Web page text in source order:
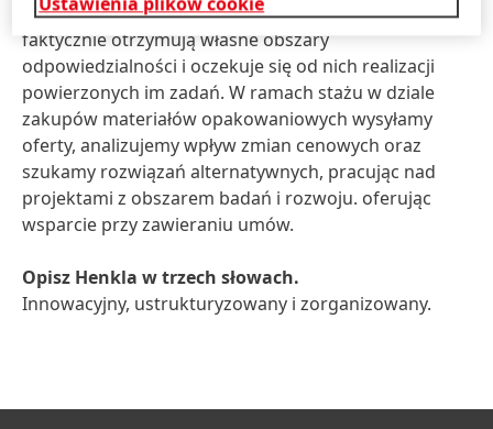
Praca w Henklu jest wyjątkowa, ponieważ stażyści
faktycznie otrzymują własne obszary
odpowiedzialności i oczekuje się od nich realizacji
powierzonych im zadań. W ramach stażu w dziale
zakupów materiałów opakowaniowych wysyłamy
oferty, analizujemy wpływ zmian cenowych oraz
szukamy rozwiązań alternatywnych, pracując nad
projektami z obszarem badań i rozwoju. oferując
wsparcie przy zawieraniu umów.
Opisz Henkla w trzech słowach.
Innowacyjny, ustrukturyzowany i zorganizowany.